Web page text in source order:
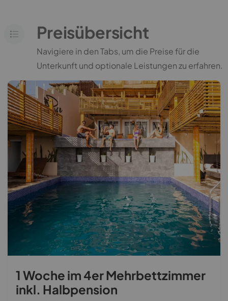
Preisübersicht
Navigiere in den Tabs, um die Preise für die
Unterkunft und optionale Leistungen zu erfahren.
1 Woche im 4er Mehrbettzimmer
inkl. Halbpension